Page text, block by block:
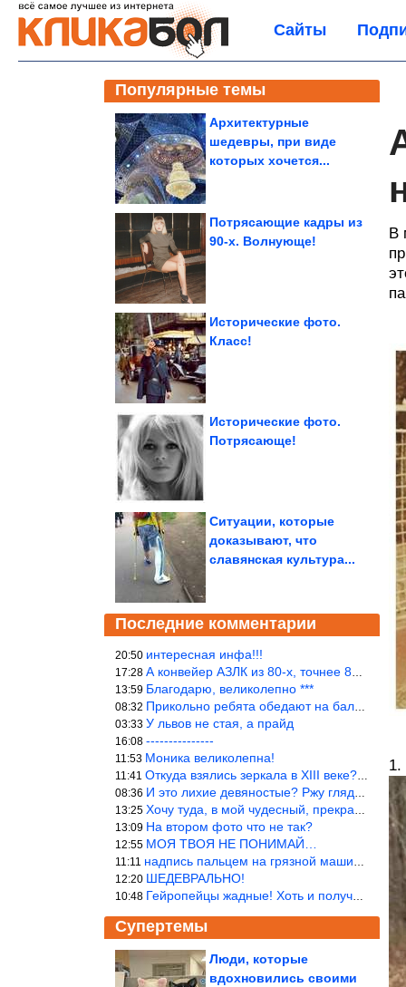
Сайты
Популярные темы
Архитектурные
шедевры, при виде
которых хочется...
Потрясающие кадры из
90-х. Волнующе!
Исторические фото.
Класс!
Исторические фото.
Потрясающе!
Ситуации, которые
доказывают, что
славянская культура...
Последние комментарии
20:50 интересная инфа!!!
17:28 А конвейер АЗЛК из 80-х, точнее 86-87 годы. «Москвичи»-то из пер
13:59 Благодарю, великолепно ***
08:32 Прикольно ребята обедают на балке...))
03:33 У львов не стая, а прайд
16:08 ---------------
11:53 Моника великолепна!
11:41 Откуда взялись зеркала в XIII веке? Вы ничего не перепутали?
08:36 И это лихие девяностые? Ржу глядя в окно!!!
13:25 Хочу туда, в мой чудесный, прекрасный мир.
13:09 На втором фото что не так?
12:55 МОЯ ТВОЯ НЕ ПОНИМАЙ…
11:11 надпись пальцем на грязной машине «Помой меня»!
12:20 ШЕДЕВРАЛЬНО!
10:48 Гейропейцы жадные! Хоть и получают в десять раз больше жителей б
Супертемы
Люди, которые
вдохновились своими
Российские средние
В
1.